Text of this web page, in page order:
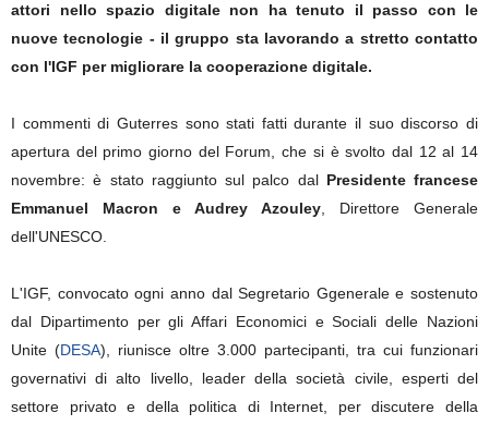
attori nello spazio digitale non ha tenuto il passo con le
nuove tecnologie - il gruppo sta lavorando a stretto contatto
con l'IGF per migliorare la cooperazione digitale.
I commenti di Guterres sono stati fatti durante il suo discorso di
apertura del primo giorno del Forum, che si è svolto dal 12 al 14
novembre: è stato raggiunto sul palco dal Presidente francese
Emmanuel Macron e Audrey Azouley , Direttore Generale
dell'UNESCO.
L'IGF, convocato ogni anno dal Segretario Ggenerale e sostenuto
dal Dipartimento per gli Affari Economici e Sociali delle Nazioni
Unite (DESA), riunisce oltre 3.000 partecipanti, tra cui funzionari
governativi di alto livello, leader della società civile, esperti del
settore privato e della politica di Internet, per discutere della